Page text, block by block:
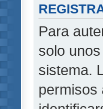
Para
solo
sistema.
permisos